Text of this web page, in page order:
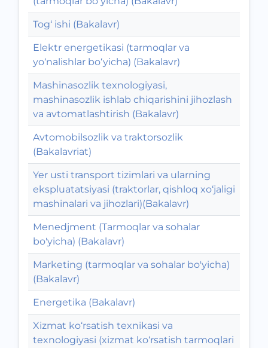
Tog‘ ishi (Bakalavr)
Elektr energetikasi (tarmoqlar va
yo‘nalishlar bo‘yicha) (Bakalavr)
Mashinasozlik texnologiyasi,
mashinasozlik ishlab chiqarishini jihozlash
va avtomatlashtirish (Bakalavr)
Avtomobilsozlik va traktorsozlik
(Bakalavriat)
Yer usti transport tizimlari va ularning
ekspluatatsiyasi (traktorlar, qishloq xo‘jaligi
mashinalari va jihozlari)(Bakalavr)
Menedjment (Tarmoqlar va sohalar
bo'yicha) (Bakalavr)
Marketing (tarmoqlar va sohalar bo'yicha)
(Bakalavr)
Energetika (Bakalavr)
Xizmat ko‘rsatish texnikasi va
texnologiyasi (xizmat ko‘rsatish tarmoqlari